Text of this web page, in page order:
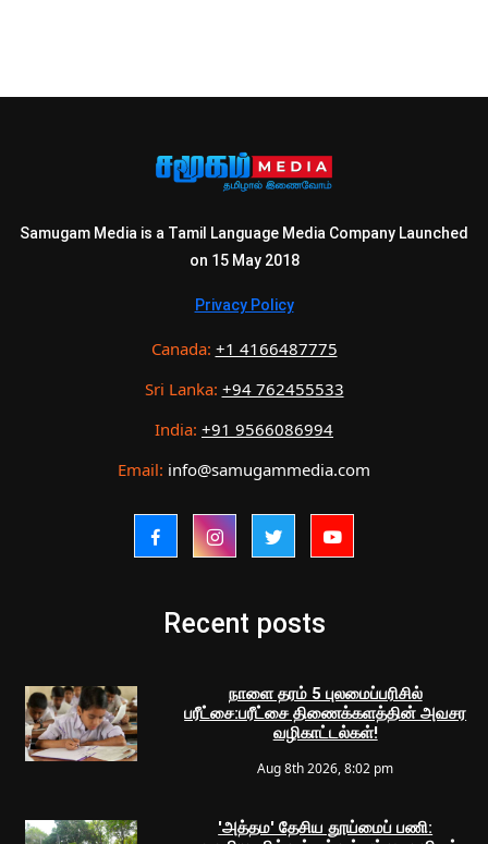
Samugam Media is a Tamil Language Media Company Launched
on 15 May 2018
Privacy Policy
Canada: +1 4166487775
Sri Lanka: +94 762455533
India: +91 9566086994
Email: info@samugammedia.com
Recent posts
நாளை தரம் 5 புலமைப்பரிசில்
பரீட்சை:பரீட்சை திணைக்களத்தின் அவசர
வழிகாட்டல்கள்!
Aug 8th 2026, 8:02 pm
'அத்தம' தேசிய தூய்மைப் பணி: